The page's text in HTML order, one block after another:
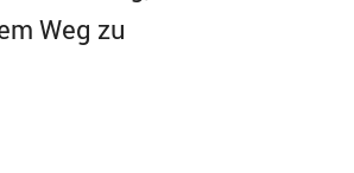
Weg zu